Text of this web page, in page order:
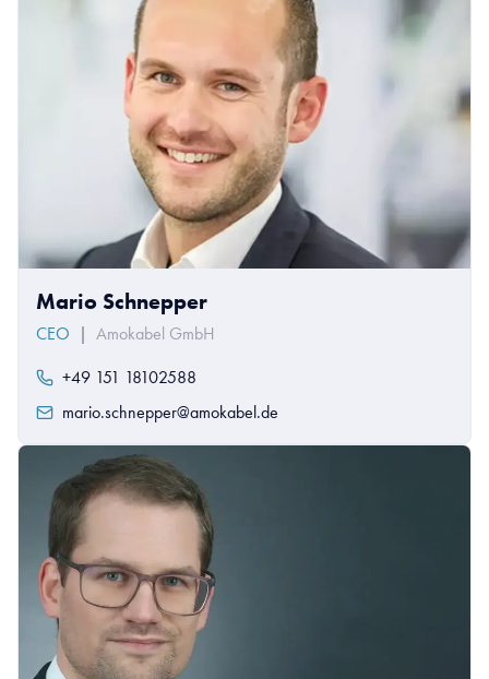
Mario Schnepper
CEO | Amokabel GmbH
+49 151 18102588
mario.schnepper@amokabel.de